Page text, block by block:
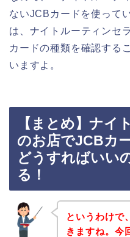
ないJCBカードを使って
は、ナイトルーティンセ
カードの種類を確認する
いますよ。
【まとめ】ナイ
のお店でJCBカ
どうすればいい
る！
というわけで
きますね。今